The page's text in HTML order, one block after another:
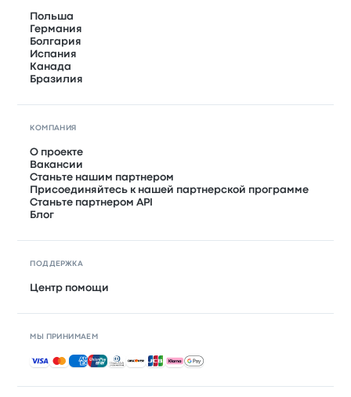
Польша
Германия
Болгария
Испания
Канада
Бразилия
КОМПАНИЯ
О проекте
Вакансии
Станьте нашим партнером
Присоединяйтесь к нашей партнерской программе
Станьте партнером API
Блог
ПОДДЕРЖКА
Центр помощи
МЫ ПРИНИМАЕМ
Принимаемые способы оплаты